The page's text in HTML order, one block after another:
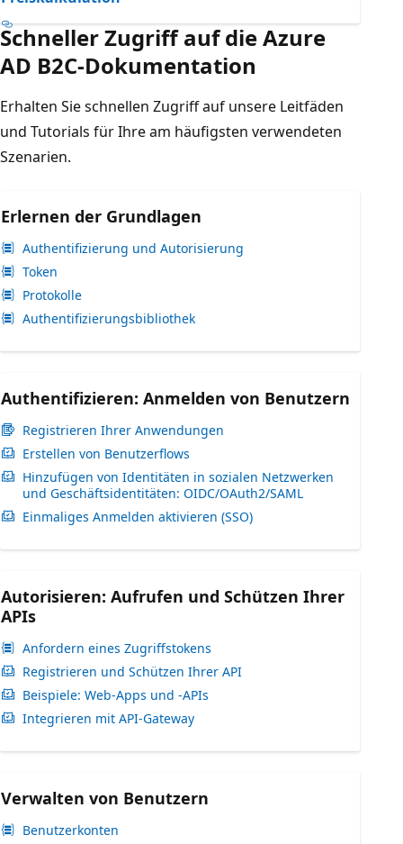
Schneller Zugriff auf die Azure
AD B2C-Dokumentation
Erhalten Sie schnellen Zugriff auf unsere Leitfäden
und Tutorials für Ihre am häufigsten verwendeten
Szenarien.
Erlernen der Grundlagen
Authentifizierung und Autorisierung
Token
Protokolle
Authentifizierungsbibliothek
Authentifizieren: Anmelden von Benutzern
Registrieren Ihrer Anwendungen
Erstellen von Benutzerflows
Hinzufügen von Identitäten in sozialen Netzwerken
und Geschäftsidentitäten: OIDC/OAuth2/SAML
Einmaliges Anmelden aktivieren (SSO)
Autorisieren: Aufrufen und Schützen Ihrer
APIs
Anfordern eines Zugriffstokens
Registrieren und Schützen Ihrer API
Beispiele: Web-Apps und -APIs
Integrieren mit API-Gateway
Verwalten von Benutzern
Benutzerkonten